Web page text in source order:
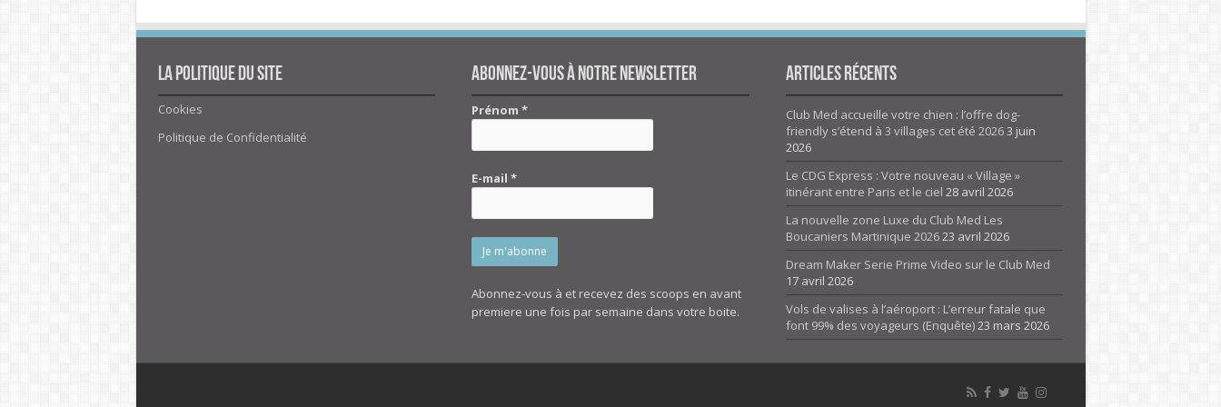
La politique du site
Cookies
Politique de Confidentialité
Abonnez-vous à notre newsletter
Prénom*
E-mail*
Abonnez-vous à et recevez des scoops en avant
premiere une fois par semaine dans votre boite.
Articles Récents
Club Med accueille votre chien : l’offre dog-
friendly s’étend à 3 villages cet été 20263 juin
2026
Le CDG Express : Votre nouveau « Village »
itinérant entre Paris et le ciel 28 avril 2026
La nouvelle zone Luxe du Club Med Les
Boucaniers Martinique 202623 avril 2026
Dream Maker Serie Prime Video sur le Club Med
17 avril 2026
Vols de valises à l’aéroport : L’erreur fatale que
font 99% des voyageurs (Enquête)23 mars 2026